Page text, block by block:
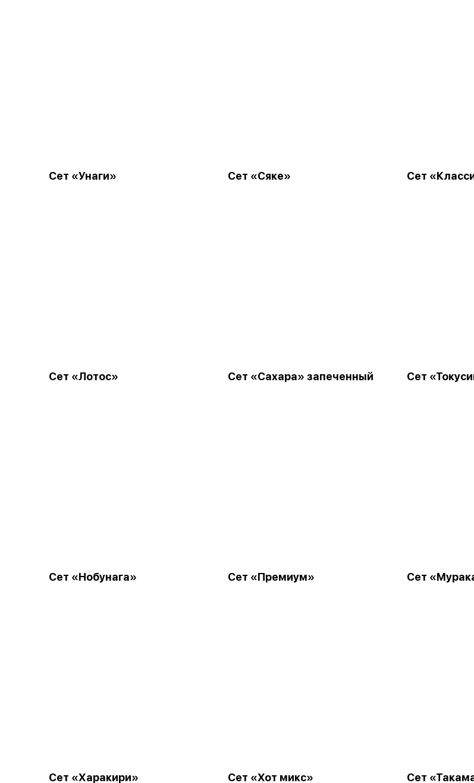
Сет «Унаги» Сет «Сяке» Сет
Сет «Лотос» Сет «Сахара» запеченный Сет
Сет «Нобунага» Сет «Премиум» Сет
Сет «Харакири» Сет «Хот микс» Сет